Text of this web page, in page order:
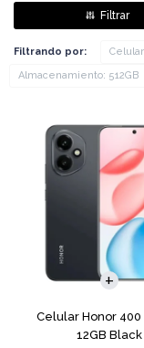
Filtrando por:
Almacenamiento: 512GB
Celular Honor 400
12GB Black